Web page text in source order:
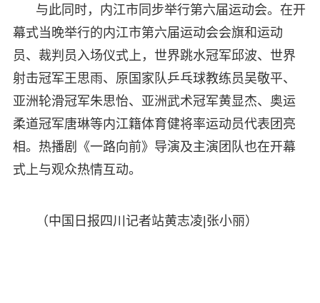
与此同时，内江市同步举行第六届运动会。在开
幕式当晚举行的内江市第六届运动会会旗和运动
员、裁判员入场仪式上，世界跳水冠军邱波、世界
射击冠军王思雨、原国家队乒乓球教练员吴敬平、
亚洲轮滑冠军朱思怡、亚洲武术冠军黄显杰、奥运
柔道冠军唐琳等内江籍体育健将率运动员代表团亮
相。热播剧《一路向前》导演及主演团队也在开幕
式上与观众热情互动。
（中国日报四川记者站黄志凌|张小丽）